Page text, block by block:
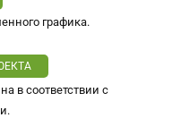
графика.
в соответствии с